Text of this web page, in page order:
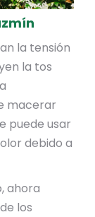
la tensión
la tos
macerar
puede usar
debido a
ahora
los